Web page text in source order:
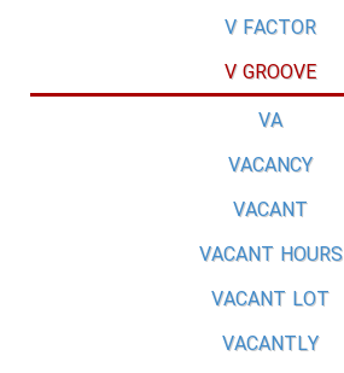
V FACTOR
V GROOVE
VA
VACANCY
VACANT
VACANT HOURS
VACANT LOT
VACANTLY